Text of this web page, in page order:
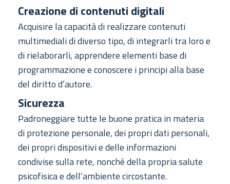
Creazione di contenuti digitali
Acquisire la capacità di realizzare contenuti
multimediali di diverso tipo, di integrarli tra loro e
di rielaborarli, apprendere elementi base di
programmazione e conoscere i principi alla base
del diritto d’autore.
Sicurezza
Padroneggiare tutte le buone pratica in materia
di protezione personale, dei propri dati personali,
dei propri dispositivi e delle informazioni
condivise sulla rete, nonché della propria salute
psicofisica e dell’ambiente circostante.